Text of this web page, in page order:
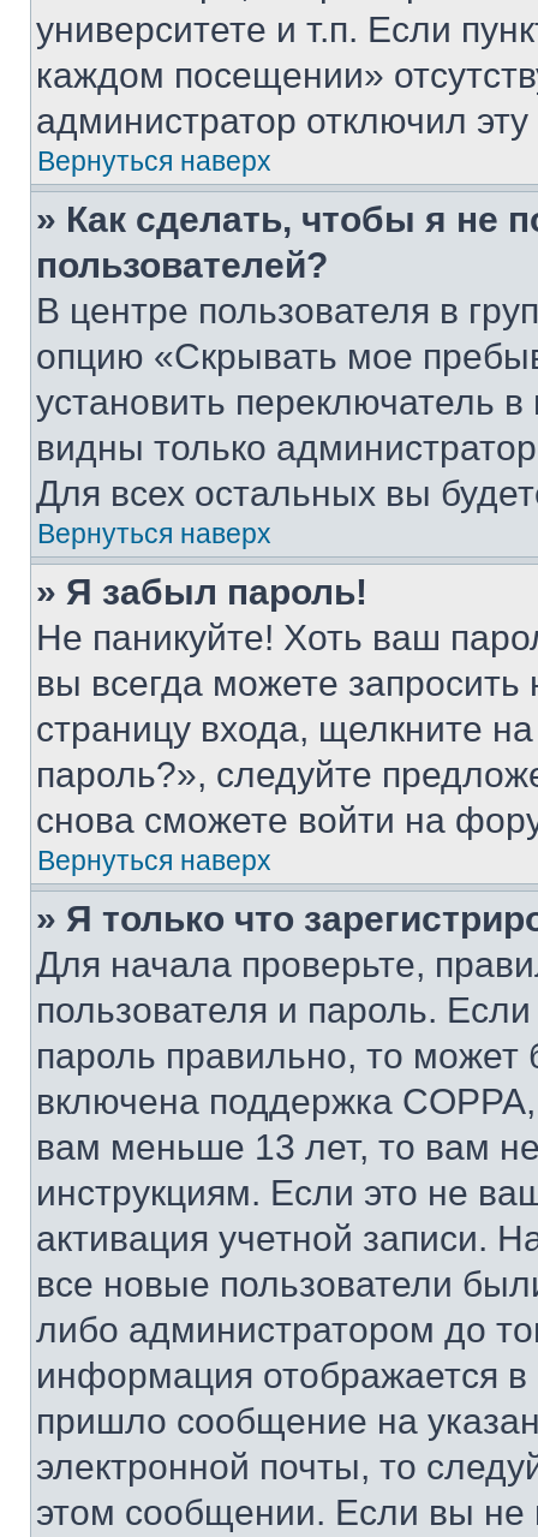
университете и т.п. Если
каждом посещении»
администратор отключил
Вернуться наверх
» Как сделать, чтобы я не
пользователей?
В центре пользователя в
опцию «Скрывать мое
установить переключатель
видны только
Для всех остальных вы
Вернуться наверх
» Я забыл пароль!
Не паникуйте! Хоть ваш
вы всегда можете
страницу входа, щелкните
пароль?», следуйте
снова сможете войти на
Вернуться наверх
» Я только что
Для начала проверьте,
пользователя и пароль.
пароль правильно, то может
включена поддержка
вам меньше 13 лет, то вам
инструкциям. Если это не
активация учетной записи.
все новые пользователи
либо администратором до
информация отображается
пришло сообщение на
электронной почты, то
этом сообщении. Если вы